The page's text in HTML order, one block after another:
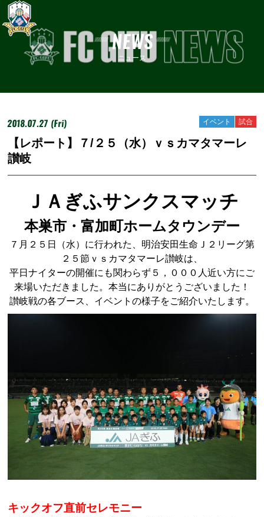
NEWS
ニュース
2018.07.27 (Fri) 試合
イベント
【レポート】７/２５（水）ｖｓカマタマーレ
讃岐
ＪＡぎふサンクスマッチ
本巣市・富加町ホームタウンデー
７月２５日（水）に行われた、明治安田生命Ｊ２リーグ第
２５節ｖｓカマタマーレ讃岐は、
平日ナイターの開催にも関わらず５，０００人近い方にご
来場いただきました。本当にありがとうございました！
讃岐戦の各ブース、イベントの様子をご紹介いたします。
キックオフ直前セレモニー